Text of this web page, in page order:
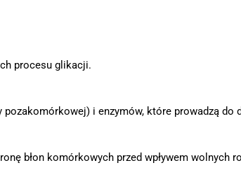
procesu glikacji.
i enzymów, które prowadzą do
błon komórkowych przed wpływem wolnych